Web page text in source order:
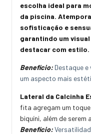
escolha ideal para
da piscina.
sofisticação e
garantindo um
destacar com estilo.
Benefício: Destaque
um aspecto mais
Lateral da Calcinha
fita agregam um
biquíni, além de serem
Benefício: